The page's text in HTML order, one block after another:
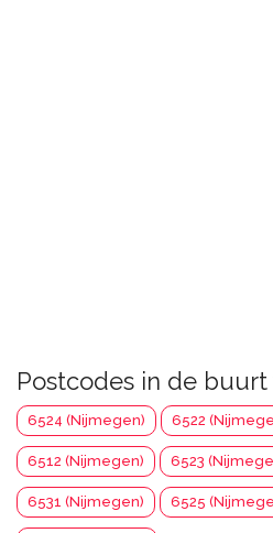
Postcodes in de buurt
6524 (Nijmegen) 6522
6512 (Nijmegen) 6523
6531 (Nijmegen) 6525